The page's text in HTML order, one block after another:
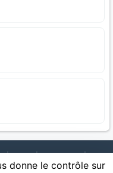
| Carte | Communes |
protégées | Forets |
donne le contrôle sur